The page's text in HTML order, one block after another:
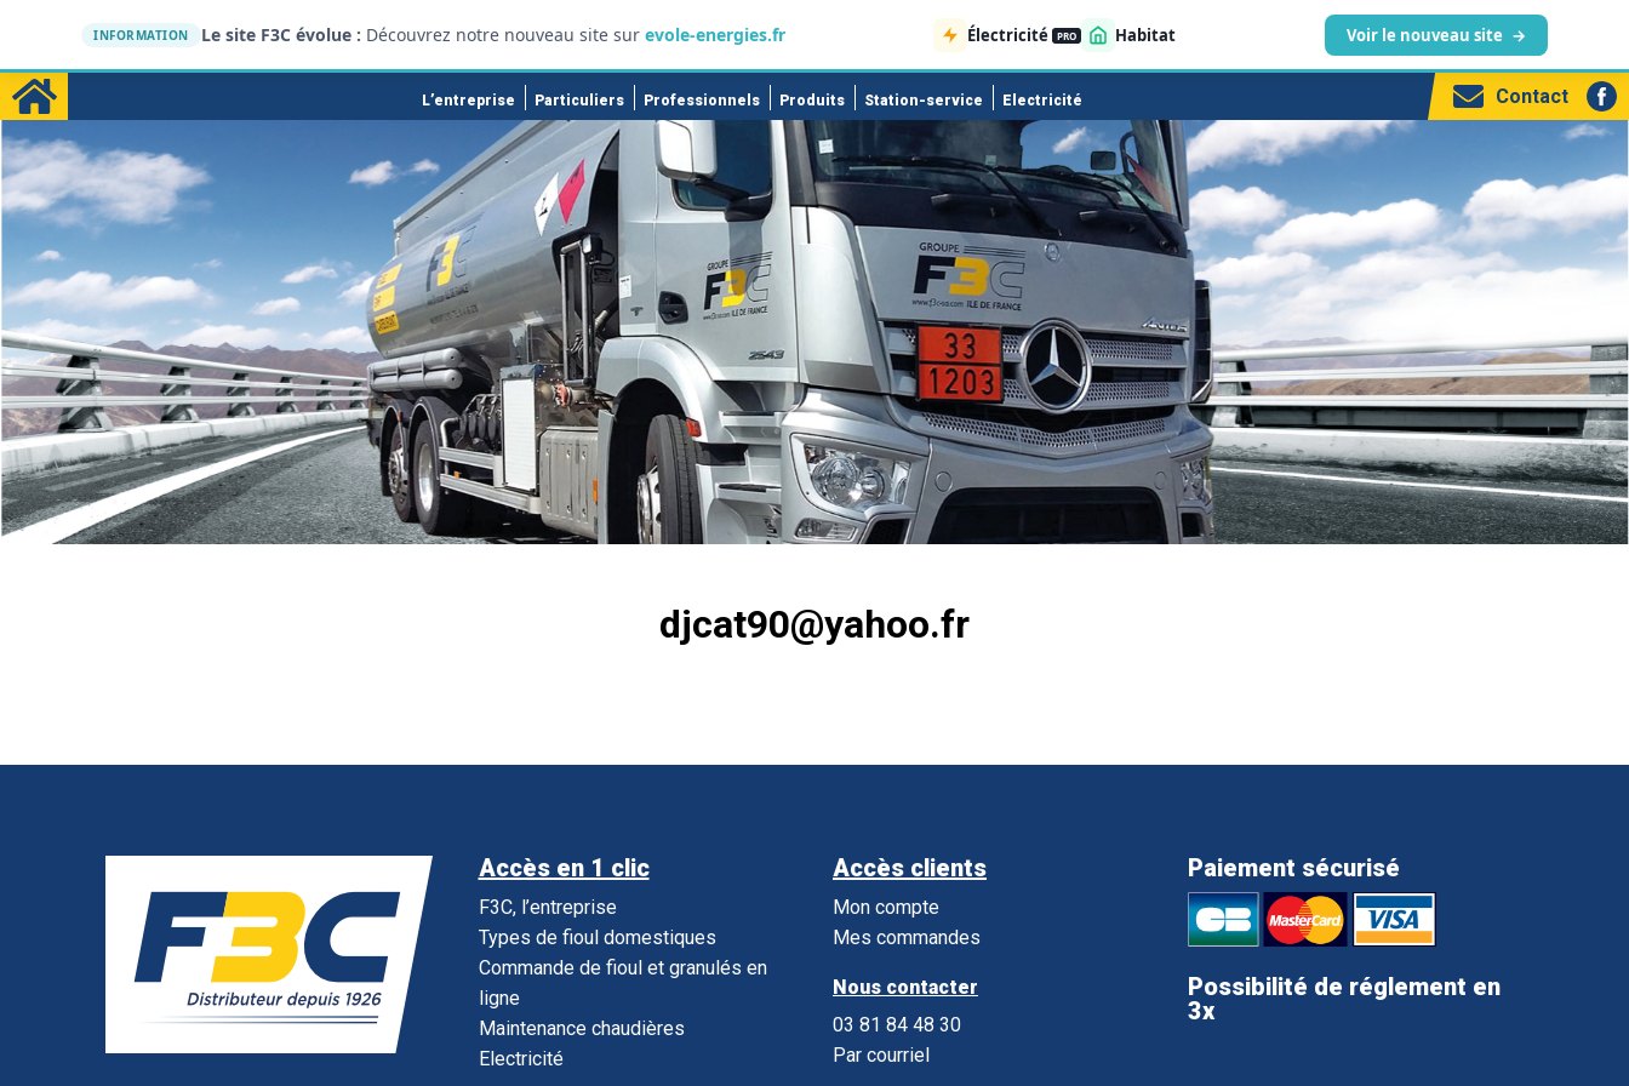
INFORMATION Le site F3C évolue : Découvrez notre nouveau site sur evole-energies.fr Électricité PRO Habitat Voir le nouveau site →
L’entreprise Particuliers Professionnels Produits Station-service Electricité Contact
djcat90@yahoo.fr
Accès en 1 clic
F3C, l’entreprise
Types de fioul domestiques
Commande de fioul et granulés en
ligne
Maintenance chaudières
Electricité
Accès clients
Mon compte
Mes commandes
Nous contacter
03 81 84 48 30
Par courriel
Paiement sécurisé
Possibilité de réglement en
3x